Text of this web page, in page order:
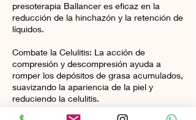
presoterapia Ballancer es eficaz en la
reducción de la hinchazón y la retención de
líquidos.
Combate la Celulitis: La acción de
compresión y descompresión ayuda a
romper los depósitos de grasa acumulados,
suavizando la apariencia de la piel y
reduciendo la celulitis.